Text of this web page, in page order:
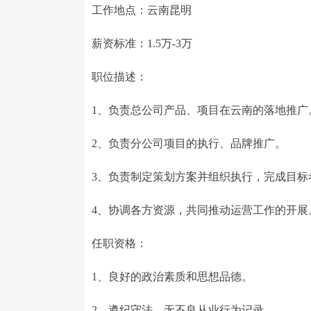
工作地点：云南昆明
薪资标准：1.5万-3万
职位描述：
1、负责总公司产品、项目在云南的落地推广
2、负责分公司项目的执行、品牌推广。
3、负责制定策划方案并组织执行，完成目标
4、协调各方资源，共同推动运营工作的开展
任职资格：
1、良好的政治素质和思想品德。